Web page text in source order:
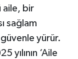
aile, bir
sağlam
yürür.
yılının ‘Aile